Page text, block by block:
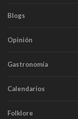
Blogs
Opinión
Gastronomía
Calendarios
Folklore